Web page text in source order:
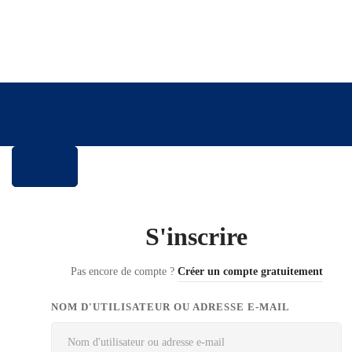
S'inscrire
Pas encore de compte ? Créer un compte gratuitement
NOM D'UTILISATEUR OU ADRESSE E-MAIL